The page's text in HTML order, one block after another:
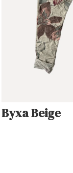
Byxa Beige